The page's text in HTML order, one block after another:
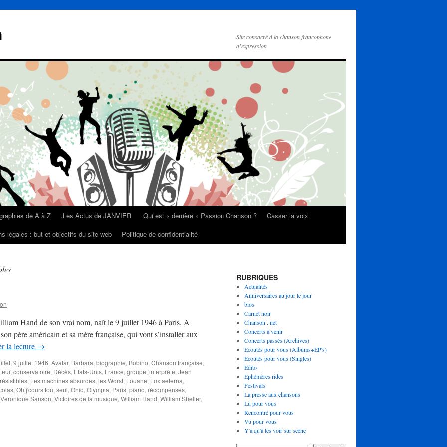
Site consacré à la chanson francophone
d’expression
de A à Z .Les Actus de JANVIER .Qui est « derrière » Passion Chanson ?
Casser la voix
légales : but et objectifs du site web Politique de confidentialité
Hand de son vrai nom, naît le 9 juillet 1946 à Paris. A
père américain et sa mère française, qui vont s’installer aux
la lecture →
, 9 juillet 1946, Avatar, Barbara, biographie, Bobino, Chanson française,
, conservatoire, Décès, Etats-Unis, France, groupe, interprète, Jean
, Les machines absurdes, les Worst, Louane, Lux aeterna,
, Oh j'cours tout seul, Ohio, Olympia, Paris, piano, récompenses,
Véronique Sanson, Victoires de la musique, William Hand, William Sheller,
RUBRIQUES
Actualités
Anniversaires au jour le jour
bios
Carnet noir
Chanson . net
Concerts à venir
Concerts passés (Archives)
Ecoutés pour vous (Albums+EP's)
Ecoutés pour vous (Singles)
Edito
Ephémères rides
Festivals
La presse aux chansons
Lu pour vous
Rencontré pour vous
Vu pour vous
Y'a qu'à les voir sur scène